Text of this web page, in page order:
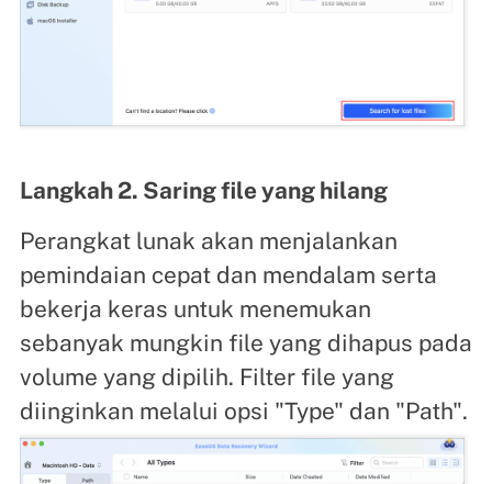
Langkah 2. Saring file yang hilang
Perangkat lunak akan menjalankan
pemindaian cepat dan mendalam serta
bekerja keras untuk menemukan
sebanyak mungkin file yang dihapus pada
volume yang dipilih. Filter file yang
diinginkan melalui opsi "Type" dan "Path".